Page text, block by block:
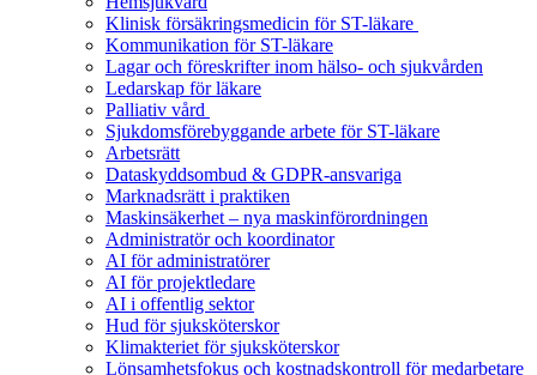
Klinisk försäkringsmedicin för ST-läkare
Kommunikation för ST-läkare
Lagar och föreskrifter inom hälso- och sjukvården
Ledarskap för läkare
Palliativ vård
Sjukdomsförebyggande arbete för ST-läkare
Arbetsrätt
Dataskyddsombud & GDPR-ansvariga
Marknadsrätt i praktiken
Maskinsäkerhet – nya maskinförordningen
Administratör och koordinator
AI för administratörer
AI för projektledare
AI i offentlig sektor
Hud för sjuksköterskor
Klimakteriet för sjuksköterskor
Lönsamhetsfokus och kostnadskontroll för medarbetare